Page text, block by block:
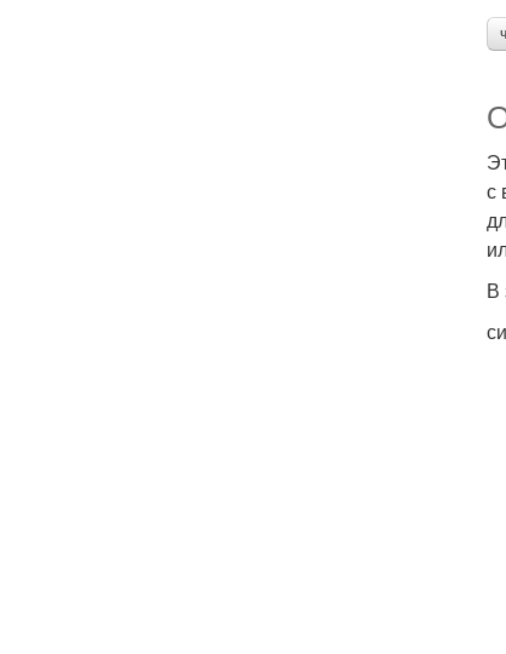
с
В